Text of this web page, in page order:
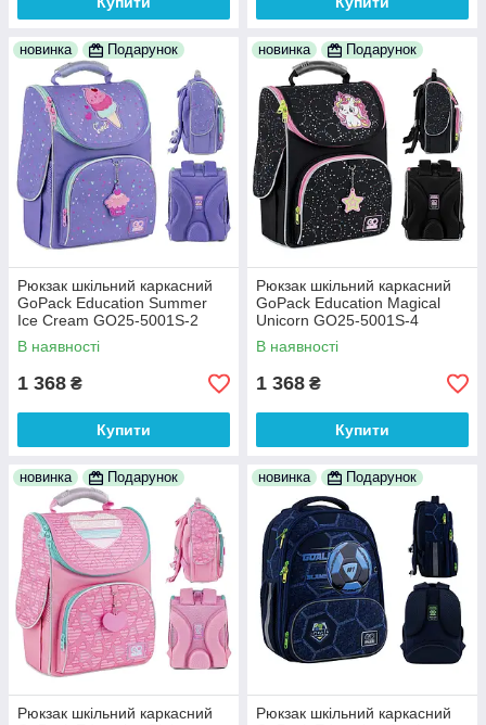
новинка Подарунок
Рюкзак шкільний каркасний
GoPack Education Summer
Ice Cream GO25-5001S-2
В наявності
1 368 ₴
Купити
новинка Подарунок
Рюкзак шкільний каркасний
GoPack Education Magical
Unicorn GO25-5001S-4
В наявності
1 368 ₴
Купити
новинка Подарунок
Рюкзак шкільний каркасний
новинка Подарунок
Рюкзак шкільний каркасний